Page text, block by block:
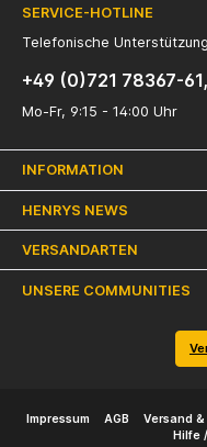
SERVICE-HOTLINE
Telefonische
+49 (0)721 78367-
Mo-Fr, 9:15 - 14:00 Uhr
INFORMATION
HENRYS NEWS
VERSANDARTEN
UNSERE COMMUNITIES
Impressum AGB Versand
Hilfe